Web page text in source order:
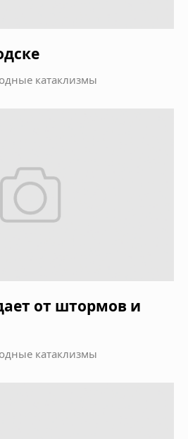
катаклизмы
от штормов и
катаклизмы